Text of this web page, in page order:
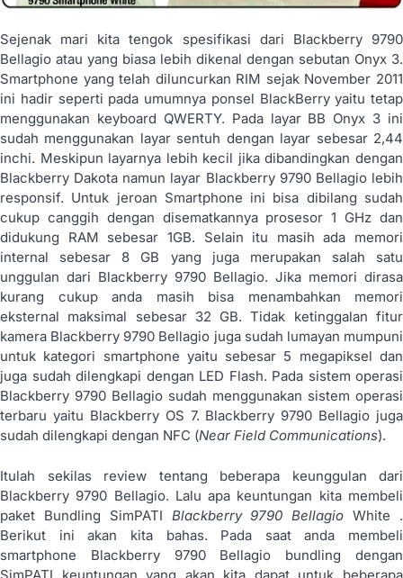
Sejenak mari kita tengok spesifikasi dari Blackberry 9790
Bellagio atau yang biasa lebih dikenal dengan sebutan Onyx 3.
Smartphone yang telah diluncurkan RIM sejak November 2011
ini hadir seperti pada umumnya ponsel BlackBerry yaitu tetap
menggunakan keyboard QWERTY. Pada layar BB Onyx 3 ini
sudah menggunakan layar sentuh dengan layar sebesar 2,44
inchi. Meskipun layarnya lebih kecil jika dibandingkan dengan
Blackberry Dakota namun layar Blackberry 9790 Bellagio lebih
responsif. Untuk jeroan Smartphone ini bisa dibilang sudah
cukup canggih dengan disematkannya prosesor 1 GHz dan
didukung RAM sebesar 1GB. Selain itu masih ada memori
internal sebesar 8 GB yang juga merupakan salah satu
unggulan dari Blackberry 9790 Bellagio. Jika memori dirasa
kurang cukup anda masih bisa menambahkan memori
eksternal maksimal sebesar 32 GB. Tidak ketinggalan fitur
kamera Blackberry 9790 Bellagio juga sudah lumayan mumpuni
untuk kategori smartphone yaitu sebesar 5 megapiksel dan
juga sudah dilengkapi dengan LED Flash. Pada sistem operasi
Blackberry 9790 Bellagio sudah menggunakan sistem operasi
terbaru yaitu Blackberry OS 7. Blackberry 9790 Bellagio juga
sudah dilengkapi dengan NFC (Near Field Communications).
Itulah sekilas review tentang beberapa keunggulan dari
Blackberry 9790 Bellagio. Lalu apa keuntungan kita membeli
paket Bundling SimPATI Blackberry 9790 Bellagio White .
Berikut ini akan kita bahas. Pada saat anda membeli
smartphone Blackberry 9790 Bellagio bundling dengan
SimPATI keuntungan yang akan kita dapat untuk beberapa